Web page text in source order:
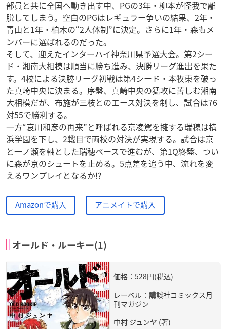
部員と共に全国へ動き出す中、PGの3年・柳本が怪我で離
脱してしまう。空白のPGはレギュラー争いの結果、2年・
青山と1年・柏木の“2人体制”に決定。さらに1年・森もメ
ンバーに選ばれるのだった。
そして、迎えたインターハイ神奈川県予選大会。第2シー
ド・湘南大相模は順当に勝ち進み、決勝リーグ進出を果た
す。4校による決勝リーグ初戦は第4シード・本牧東を破っ
た真崎中央に決まる。序盤、真崎中央の猛攻に苦しむ湘南
大相模だが、布施が三枝とのエース対決を制し、試合は76
対55で勝利する。
一方“哀川和彦の再来”と呼ばれる京凌駕を擁する瑞穂は横
浜学園を下し、2戦目で両校の対決が実現する。試合は京
と一ノ瀬を軸とした瑞穂ペースで進むが、第1Q終盤、つい
に森が京のシュートを止める。5点差を追う中、流れを変
えるワンプレイとなるか!?
Amazonで購入 アニメイトで購入
オールド・ルーキー(1)
価格：528円(税込)
レーベル：講談社コミックス月
刊マガジン
中村 ジュンヤ (著)